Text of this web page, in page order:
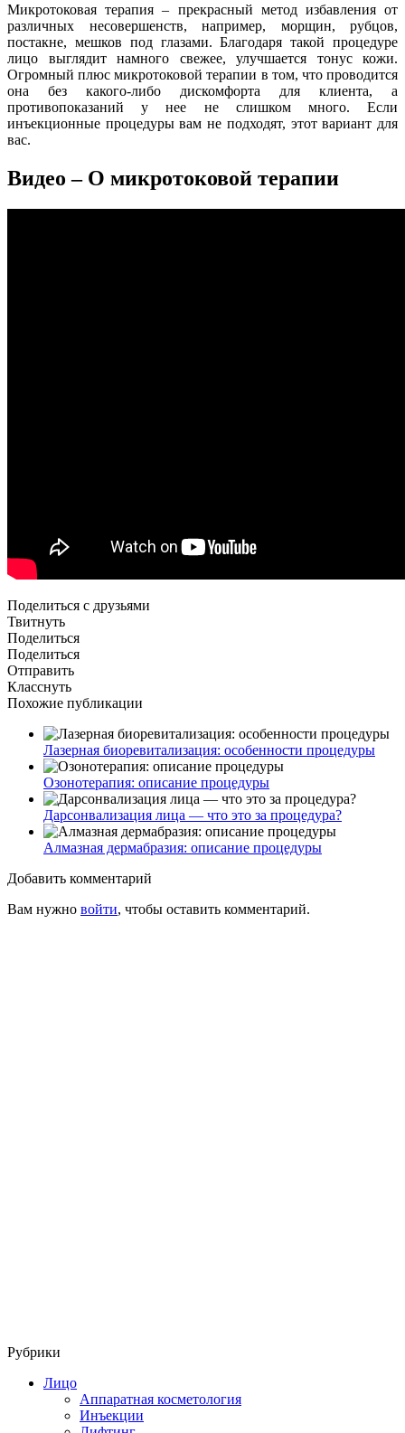
Микротоковая терапия – прекрасный метод избавления от
различных несовершенств, например, морщин, рубцов,
постакне, мешков под глазами. Благодаря такой процедуре
лицо выглядит намного свежее, улучшается тонус кожи.
Огромный плюс микротоковой терапии в том, что проводится
она без какого-либо дискомфорта для клиента, а
противопоказаний у нее не слишком много. Если
инъекционные процедуры вам не подходят, этот вариант для
вас.
Видео – О микротоковой терапии
Поделиться с друзьями
Твитнуть
Поделиться
Поделиться
Отправить
Класснуть
Похожие публикации
Лазерная биоревитализация: особенности процедуры
Озонотерапия: описание процедуры
Дарсонвализация лица — что это за процедура?
Алмазная дермабразия: описание процедуры
Добавить комментарий
Вам нужно войти, чтобы оставить комментарий.
Рубрики
Лицо
Аппаратная косметология
Инъекции